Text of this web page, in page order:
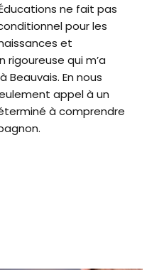
ne fait pas
pour les
et
qui m’a
En nous
appel à un
à comprendre